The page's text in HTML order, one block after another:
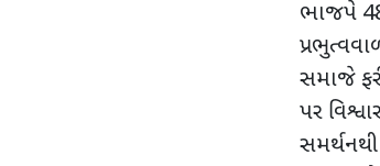
ભાજપે 48
સમાજે
પર